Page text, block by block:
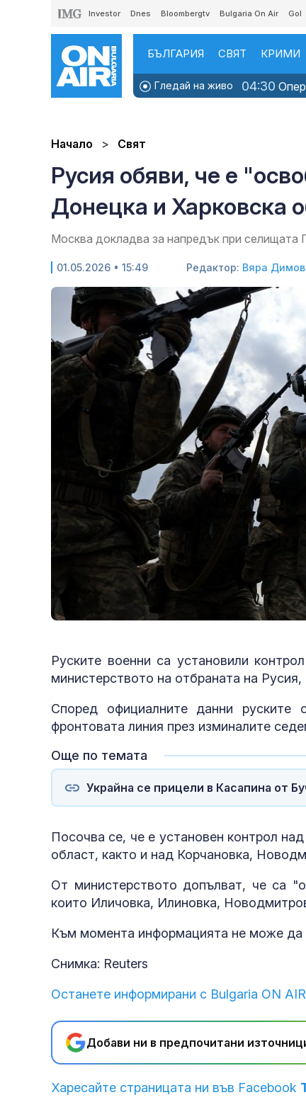
Investor Dnes Bloombergtv Bulgaria On Air Gol
БЪЛГАРИЯ СВЯТ КРИМИ
Гледай на живо 04:30
Начало Свят
Русия обяви, че е
Донецка и Харковска
Москва докладва за напредък при селищата
01.05.2026 • 15:49 Редактор: Вяра
Руските военни са установили
министерството на отбраната на
Според официалните данни руските
фронтовата линия през изминалите
Още по темата
Украйна се прицели в Касапина от
Посочва се, че е установен контрол
област, както и над Корчановка,
От министерството допълват, че са
които Иличовка, Илиновка,
Към момента информацията не може да
Снимка: Reuters
Останете информирани с Bulgaria ON
Добави ни в предпочитани
Харесайте страницата ни във Facebook